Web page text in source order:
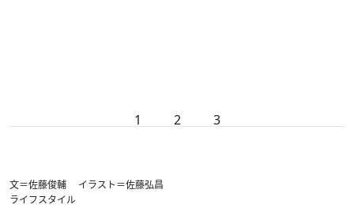
1 2 3
文＝佐藤俊輔 イラスト＝佐藤弘昌
ライフスタイル